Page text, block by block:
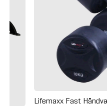
Lifemaxx Fast